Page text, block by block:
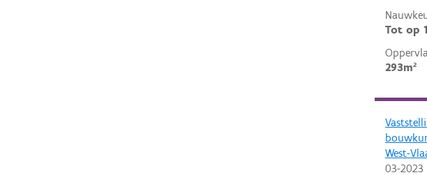
Tot op
293m²
West-
03-2023